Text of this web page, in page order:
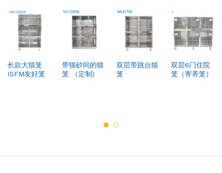
长款大猫笼
ISFM友好笼
带猫砂间的猫
笼 （定制)
双层带跳台猫
笼
双层6门住院
笼（寄养笼）